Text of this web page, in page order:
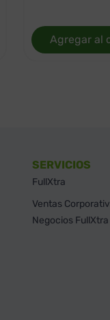
Agregar al
SERVICIOS
FullXtra
Ventas
Negocios FullXtra